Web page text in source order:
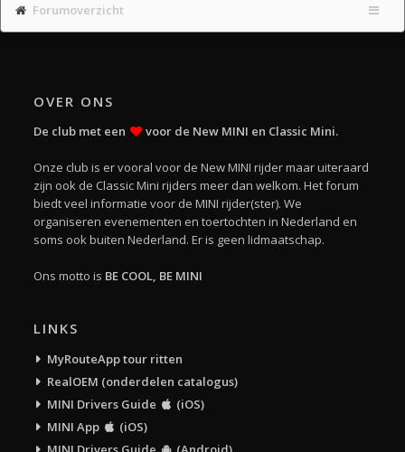
Forumoverzicht
OVER ONS
De club met een voor de New MINI en Classic Mini.
Onze club is er vooral voor de New MINI rijder maar uiteraard
zijn ook de Classic Mini rijders meer dan welkom. Het forum
biedt veel informatie voor de MINI rijder(ster). We
organiseren evenementen en toertochten in Nederland en
soms ook buiten Nederland. Er is geen lidmaatschap.
Ons motto is BE COOL, BE MINI
LINKS
MyRouteApp tour ritten
RealOEM (onderdelen catalogus)
MINI Drivers Guide
(iOS)
MINI App
(iOS)